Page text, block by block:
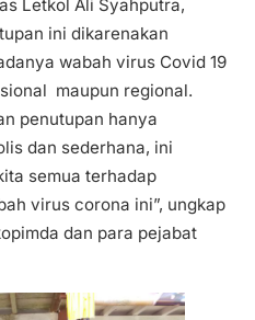
Letkol Ali Syahputra,
ini dikarenakan
wabah virus Covid 19
maupun regional.
penutupan hanya
dan sederhana, ini
semua terhadap
virus corona ini”, ungkap
dan para pejabat